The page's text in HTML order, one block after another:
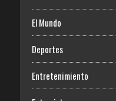
El Mundo
Deportes
Entretenimiento